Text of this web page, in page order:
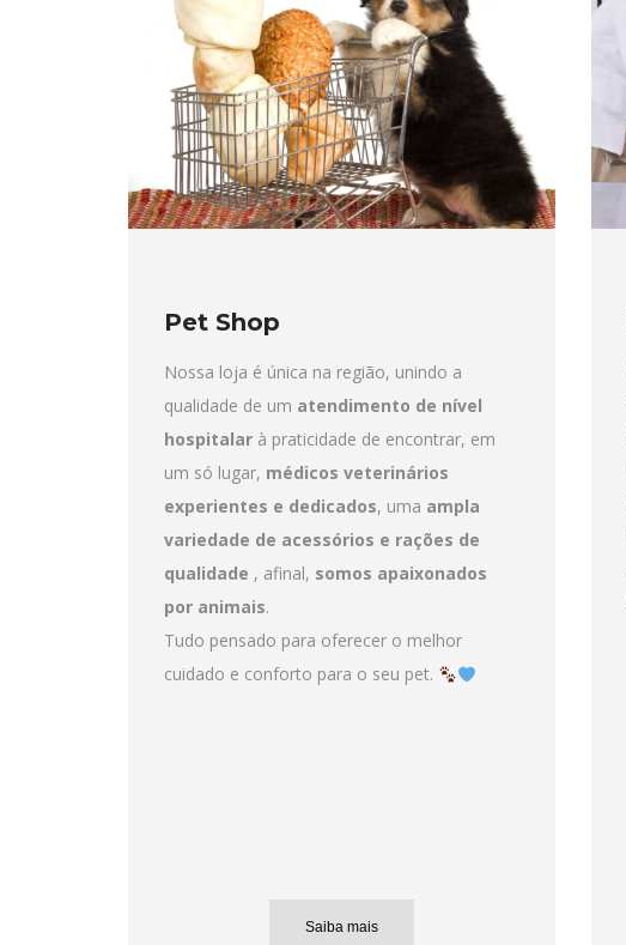
Pet Shop
Nossa loja é única na região, unindo a
qualidade de um atendimento de nível
hospitalar à praticidade de encontrar, em
um só lugar, médicos veterinários
experientes e dedicados, uma ampla
variedade de acessórios e rações de
qualidade , afinal, somos apaixonados
por animais.
Tudo pensado para oferecer o melhor
cuidado e conforto para o seu pet.
Saiba mais